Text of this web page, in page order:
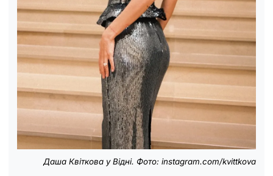
Даша Квіткова у Відні. Фото: instagram.com/kvittkova